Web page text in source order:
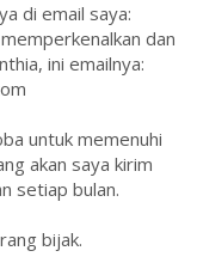
di email saya:
dan
ini emailnya:
untuk memenuhi
akan saya kirim
setiap bulan.
bijak.